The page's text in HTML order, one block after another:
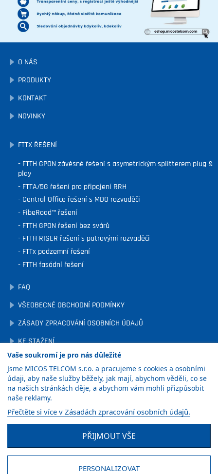
O NÁS
PRODUKTY
KONTAKT
NOVINKY
FTTX ŘEŠENÍ
FTTH GPON závěsné řešení s asymetrickým splitterem plug &
play
FTTA/5G řešení pro připojení RRH
Central Office řešení s MDO rozvaděči
FibeRoad™ řešení
FTTH GPON řešení bez svárů
FTTH RISER řešení s patrovými rozvaděči
FTTx podzemní řešení
FTTH fasádní řešení
FAQ
VŠEOBECNÉ OBCHODNÍ PODMÍNKY
ZÁSADY ZPRACOVÁNÍ OSOBNÍCH ÚDAJŮ
KE STAŽENÍ
OCHRANA OZNAMOVATELŮ
NASTAVENÍ COOKIES
KATALOG
Facebook YouTube LinkedIn
Vaše soukromí je pro nás důležité
Jsme MICOS TELCOM s.r.o. a pracujeme s cookies a osobními
údaji, aby naše služby běžely, jak mají, abychom věděli, co se
na našich stránkách děje, a abychom vám mohli přizpůsobit
naše reklamy.
Přečtěte si více v Zásadách zpracování osobních údajů.
PŘIJMOUT VŠE
PERSONALIZOVAT